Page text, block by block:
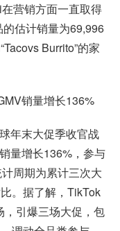
营销方面一直取得
估计销量为69,996
Burrito”的家
销量增长136%
年末大促季收官战
量增长136%，参与
周期为累计三次大
。据了解，TikTok
引爆三场大促，包